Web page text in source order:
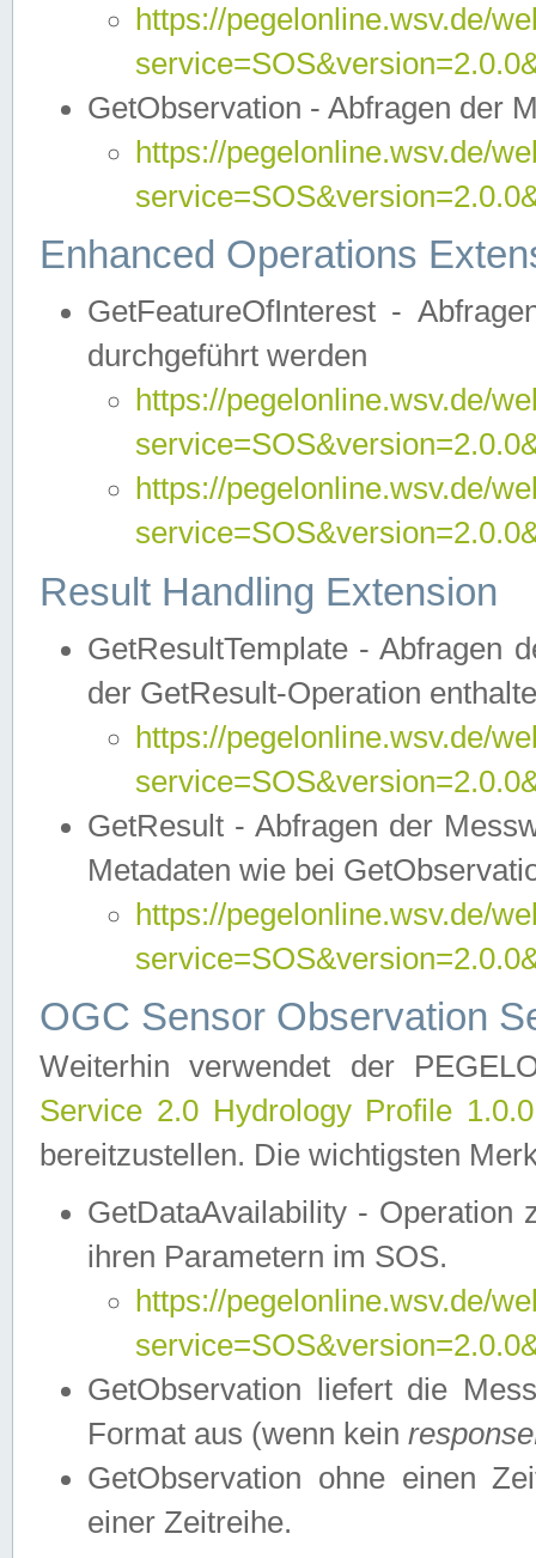
https://pegelonline.wsv.de/
GetObservation - Abfragen der
https://pegelonline.wsv.de/
Enhanced Operations
GetFeatureOfInterest -
durchgeführt werden
https://pegelonline.wsv.de/
https://pegelonline.wsv.de/
Result Handling Extension
GetResultTemplate - Abfragen
der GetResult-Operation
https://pegelonline.wsv.de/
GetResult - Abfragen der
Metadaten wie bei
https://pegelonline.wsv.de/
OGC Sensor Observation
Weiterhin verwendet der
Service 2.0 Hydrology Profile
bereitzustellen. Die wichtigsten
GetDataAvailability - Operation
ihren Parametern im SOS.
https://pegelonline.wsv.de/
GetObservation liefert die
Format aus (wenn kein
GetObservation ohne einen
einer Zeitreihe.